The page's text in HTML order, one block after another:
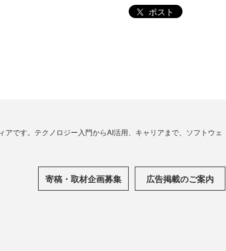
ポスト
です。テクノロジー入門からAI活用、キャリアまで、ソフトウェ
寄稿・取材企画募集 広告掲載のご案内